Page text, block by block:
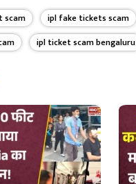
scam ipl fake tickets scam
ipl ticket scam bengaluru